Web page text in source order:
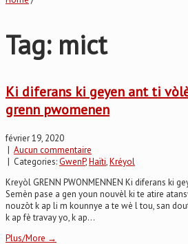
Tag: mict
Ki diferans ki geyen ant ti
grenn pwomenen
février 19, 2020
| Aucun commentaire
| Categories:GwenP,Haïti,Kréyol
Kreyòl GRENN PWONMENNEN Ki diferans ki
Semèn pase a gen youn nouvèl ki te atire
nouzòt k ap li m kounnye a te wè l tou, san
k ap fè travay yo, k ap...
Plus/More →